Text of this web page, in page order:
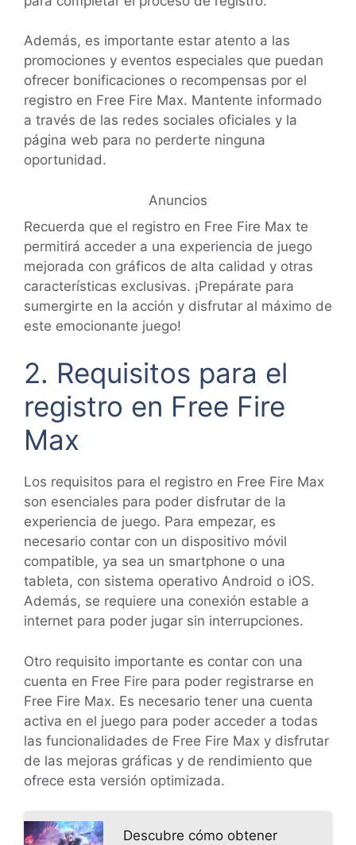
Además, es importante estar atento a las
promociones y eventos especiales que puedan
ofrecer bonificaciones o recompensas por el
registro en Free Fire Max. Mantente informado
a través de las redes sociales oficiales y la
página web para no perderte ninguna
oportunidad.
Anuncios
Recuerda que el registro en Free Fire Max te
permitirá acceder a una experiencia de juego
mejorada con gráficos de alta calidad y otras
características exclusivas. ¡Prepárate para
sumergirte en la acción y disfrutar al máximo de
este emocionante juego!
2. Requisitos para el
registro en Free Fire
Max
Los requisitos para el registro en Free Fire Max
son esenciales para poder disfrutar de la
experiencia de juego. Para empezar, es
necesario contar con un dispositivo móvil
compatible, ya sea un smartphone o una
tableta, con sistema operativo Android o iOS.
Además, se requiere una conexión estable a
internet para poder jugar sin interrupciones.
Otro requisito importante es contar con una
cuenta en Free Fire para poder registrarse en
Free Fire Max. Es necesario tener una cuenta
activa en el juego para poder acceder a todas
las funcionalidades de Free Fire Max y disfrutar
de las mejoras gráficas y de rendimiento que
ofrece esta versión optimizada.
Descubre cómo obtener